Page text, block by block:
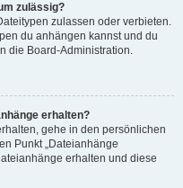
zulässig?
zulassen oder verbieten.
du anhängen kannst und du
die Board-Administration.
erhalten?
gehe in den persönlichen
Punkt „Dateianhänge
erhalten und diese